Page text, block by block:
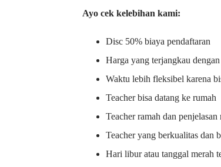
Ayo cek kelebihan kami:
Disc 50% biaya pendaftaran
Harga yang terjangkau
Waktu lebih fleksibel karena
Teacher bisa datang ke rumah
Teacher ramah dan
Teacher yang berkualitas dan
Hari libur atau tanggal merah